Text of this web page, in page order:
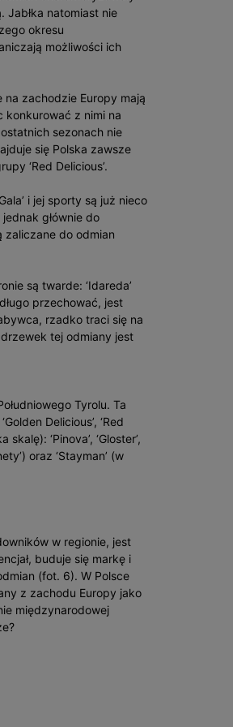
Jabłka natomiast nie
okresu
możliwości ich
na zachodzie Europy mają
konkurować z nimi na
sezonach nie
się Polska zawsze
‘Red Delicious’.
i jej sporty są już nieco
głównie do
zaliczane do odmian
są twarde: ‘Idareda’
przechować, jest
rzadko traci się na
tej odmiany jest
Tyrolu. Ta
Delicious’, ‘Red
skalę): ‘Pinova’, ‘Gloster’,
oraz ‘Stayman’ (w
w regionie, jest
buduje się markę i
(fot. 6). W Polsce
z zachodu Europy jako
międzynarodowej